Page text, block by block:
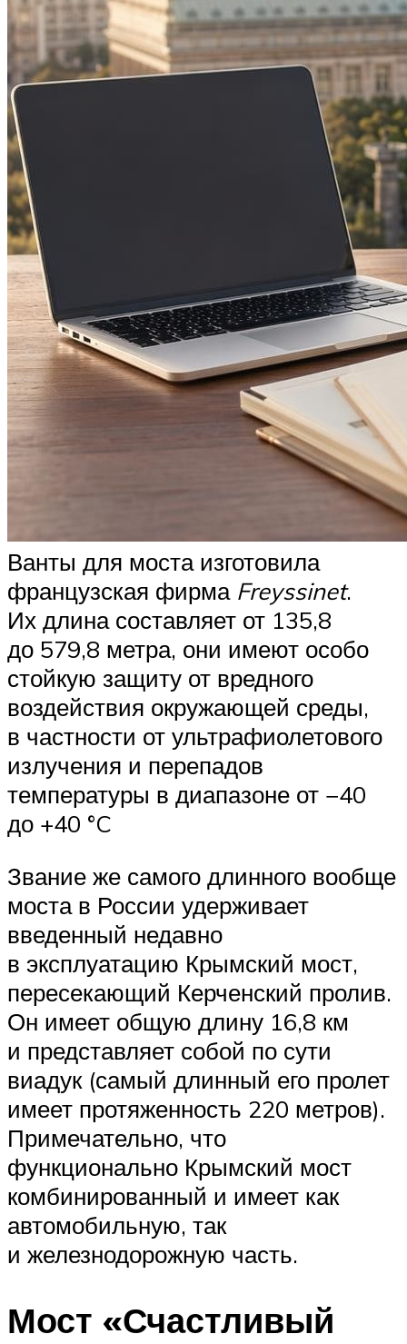
Ванты для моста изготовила
французская фирма Freyssinet.
Их длина составляет от 135,8
до 579,8 метра, они имеют особо
стойкую защиту от вредного
воздействия окружающей среды,
в частности от ультрафиолетового
излучения и перепадов
температуры в диапазоне от −40
до +40 °C
Звание же самого длинного вообще
моста в России удерживает
введенный недавно
в эксплуатацию Крымский мост,
пересекающий Керченский пролив.
Он имеет общую длину 16,8 км
и представляет собой по сути
виадук (самый длинный его пролет
имеет протяженность 220 метров).
Примечательно, что
функционально Крымский мост
комбинированный и имеет как
автомобильную, так
и железнодорожную часть.
Мост «Счастливый